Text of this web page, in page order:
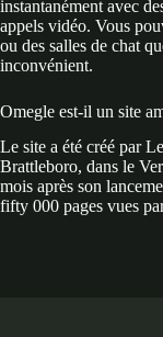
instantanément avec
appels vidéo. Vous
ou des salles de chat
inconvénient.
Omegle est-il un site
Le site a été créé par
Brattleboro, dans le
mois après son
fifty 000 pages vues